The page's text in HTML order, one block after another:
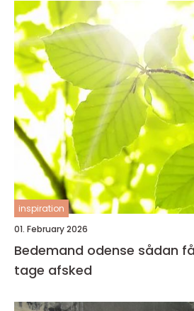
inspiration
01. February 2026
Bedemand odense sådan får du ro til at
tage afsked